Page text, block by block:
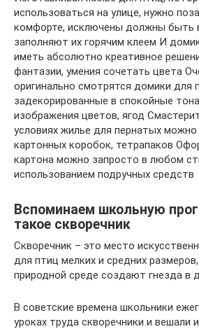
использоваться на улице, нужно
комфорте, исключены должны быть
заполняют их горячим клеем И
иметь абсолютно креативное
фантазии, умения сочетать цвета
оригинально смотрятся домики для
задекорированные в спокойные
изображения цветов, ягод
условиях жилье для пернатых
картонных коробок, тетрапаков
картона можно запросто в любом
использованием подручных средств
Вспоминаем школьную
такое скворечник
Скворечник – это место
для птиц мелких и средних
природной среде создают гнезда в
В советские времена школьники
уроках труда скворечники и вешали